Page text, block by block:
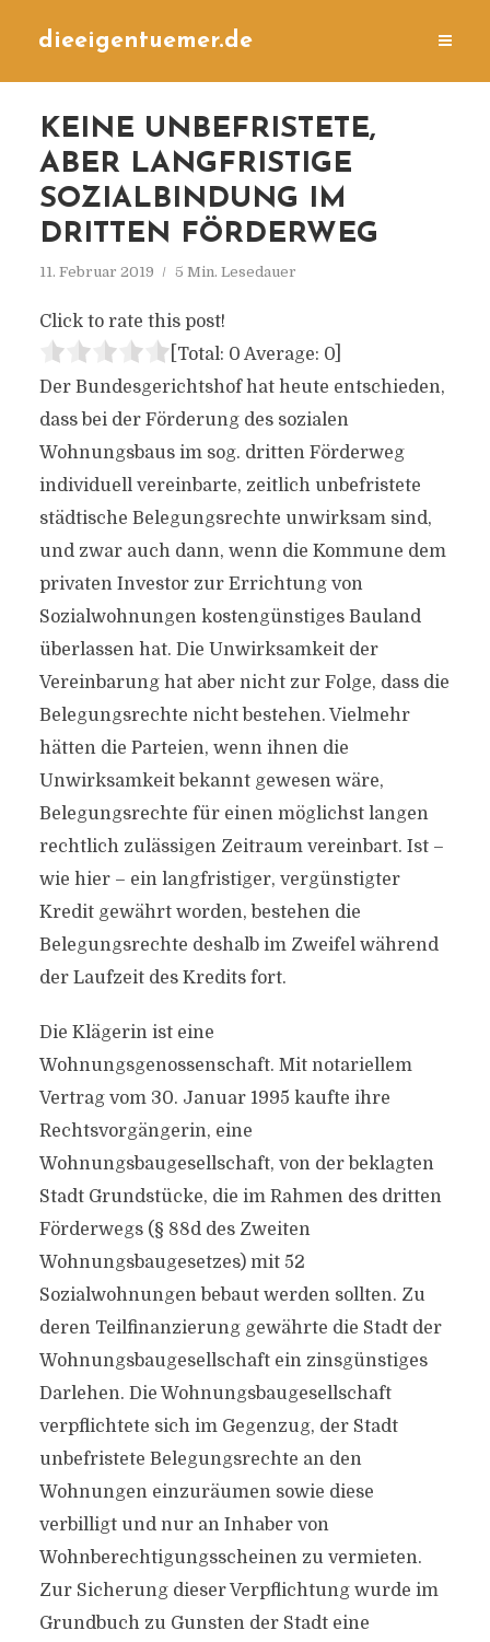
dieeigentuemer.de
KEINE UNBEFRISTETE,
ABER LANGFRISTIGE
SOZIALBINDUNG IM
DRITTEN FÖRDERWEG
11. Februar 2019 5 Min. Lesedauer
Click to rate this post!
[Total: 0 Average: 0]
Der Bundesgerichtshof hat heute entschieden,
dass bei der Förderung des sozialen
Wohnungsbaus im sog. dritten Förderweg
individuell vereinbarte, zeitlich unbefristete
städtische Belegungsrechte unwirksam sind,
und zwar auch dann, wenn die Kommune dem
privaten Investor zur Errichtung von
Sozialwohnungen kostengünstiges Bauland
überlassen hat. Die Unwirksamkeit der
Vereinbarung hat aber nicht zur Folge, dass die
Belegungsrechte nicht bestehen. Vielmehr
hätten die Parteien, wenn ihnen die
Unwirksamkeit bekannt gewesen wäre,
Belegungsrechte für einen möglichst langen
rechtlich zulässigen Zeitraum vereinbart. Ist –
wie hier – ein langfristiger, vergünstigter
Kredit gewährt worden, bestehen die
Belegungsrechte deshalb im Zweifel während
der Laufzeit des Kredits fort.
Die Klägerin ist eine
Wohnungsgenossenschaft. Mit notariellem
Vertrag vom 30. Januar 1995 kaufte ihre
Rechtsvorgängerin, eine
Wohnungsbaugesellschaft, von der beklagten
Stadt Grundstücke, die im Rahmen des dritten
Förderwegs (§ 88d des Zweiten
Wohnungsbaugesetzes) mit 52
Sozialwohnungen bebaut werden sollten. Zu
deren Teilfinanzierung gewährte die Stadt der
Wohnungsbaugesellschaft ein zinsgünstiges
Darlehen. Die Wohnungsbaugesellschaft
verpflichtete sich im Gegenzug, der Stadt
unbefristete Belegungsrechte an den
Wohnungen einzuräumen sowie diese
verbilligt und nur an Inhaber von
Wohnberechtigungsscheinen zu vermieten.
Zur Sicherung dieser Verpflichtung wurde im
Grundbuch zu Gunsten der Stadt eine